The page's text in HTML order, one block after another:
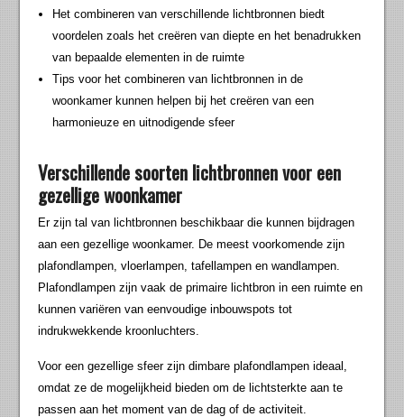
Het combineren van verschillende lichtbronnen biedt
voordelen zoals het creëren van diepte en het benadrukken
van bepaalde elementen in de ruimte
Tips voor het combineren van lichtbronnen in de
woonkamer kunnen helpen bij het creëren van een
harmonieuze en uitnodigende sfeer
Verschillende soorten lichtbronnen voor een
gezellige woonkamer
Er zijn tal van lichtbronnen beschikbaar die kunnen bijdragen
aan een gezellige woonkamer. De meest voorkomende zijn
plafondlampen, vloerlampen, tafellampen en wandlampen.
Plafondlampen zijn vaak de primaire lichtbron in een ruimte en
kunnen variëren van eenvoudige inbouwspots tot
indrukwekkende kroonluchters.
Voor een gezellige sfeer zijn dimbare plafondlampen ideaal,
omdat ze de mogelijkheid bieden om de lichtsterkte aan te
passen aan het moment van de dag of de activiteit.